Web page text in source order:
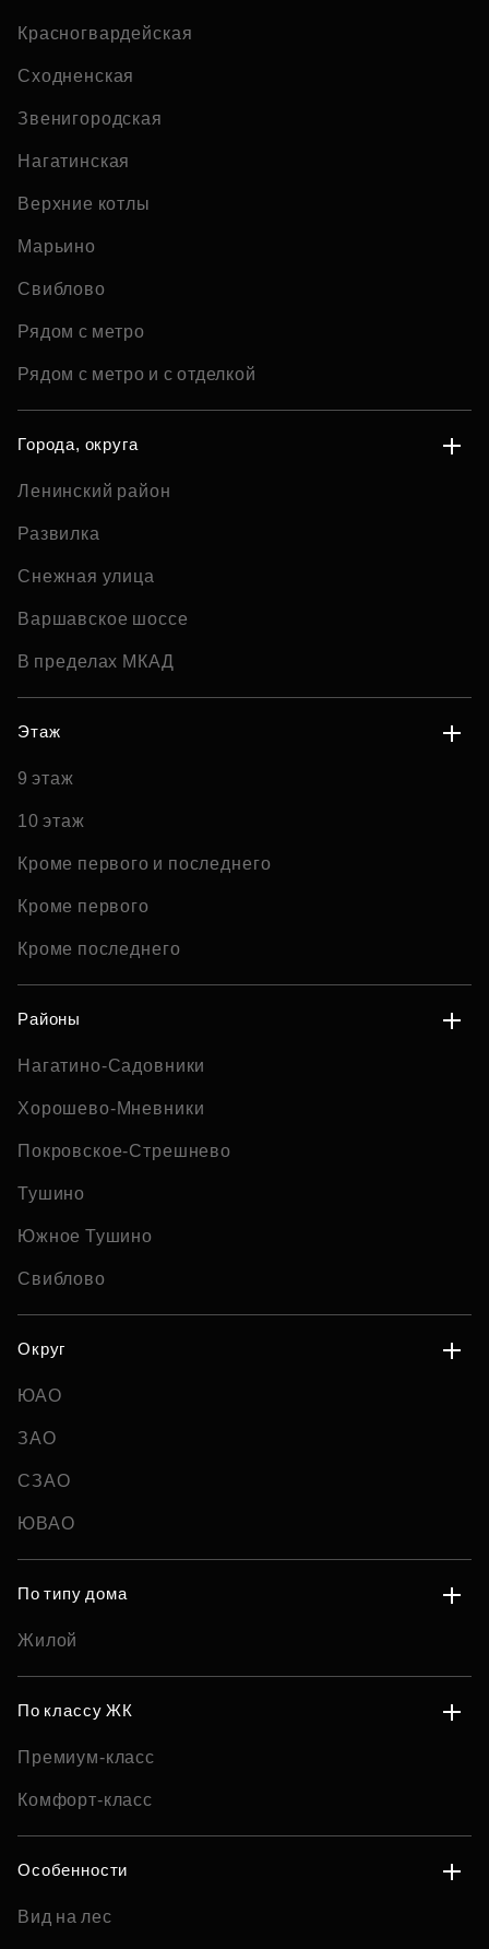
Красногвардейская
Сходненская
Звенигородская
Нагатинская
Верхние котлы
Марьино
Свиблово
Рядом с метро
Рядом с метро и с отделкой
Города, округа
Ленинский район
Развилка
Снежная улица
Варшавское шоссе
В пределах МКАД
Этаж
9 этаж
10 этаж
Кроме первого и последнего
Кроме первого
Кроме последнего
Районы
Нагатино-Садовники
Хорошево-Мневники
Покровское-Стрешнево
Тушино
Южное Тушино
Свиблово
Округ
ЮАО
ЗАО
СЗАО
ЮВАО
По типу дома
Жилой
По классу ЖК
Премиум-класс
Комфорт-класс
Особенности
Вид на лес